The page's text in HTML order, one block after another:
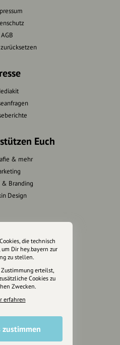
AGB
Euch
& mehr
& Branding
Design
Plattform
ein Projekt von
Region und
besuchen
die technisch
Dir hey.bayern zur
zu stellen.
erteilst,
Cookies zu
Zwecken.
erfahren
zustimmen